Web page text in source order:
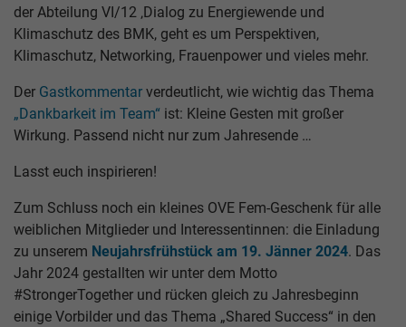
der Abteilung VI/12 ‚Dialog zu Energiewende und
Klimaschutz des BMK, geht es um Perspektiven,
Klimaschutz, Networking, Frauenpower und vieles mehr.
Der Gastkommentar verdeutlicht, wie wichtig das Thema
„Dankbarkeit im Team“ ist: Kleine Gesten mit großer
Wirkung. Passend nicht nur zum Jahresende …
Lasst euch inspirieren!
Zum Schluss noch ein kleines OVE Fem-Geschenk für alle
weiblichen Mitglieder und Interessentinnen: die Einladung
zu unserem Neujahrsfrühstück am 19. Jänner 2024. Das
Jahr 2024 gestallten wir unter dem Motto
#StrongerTogether und rücken gleich zu Jahresbeginn
einige Vorbilder und das Thema „Shared Success“ in den